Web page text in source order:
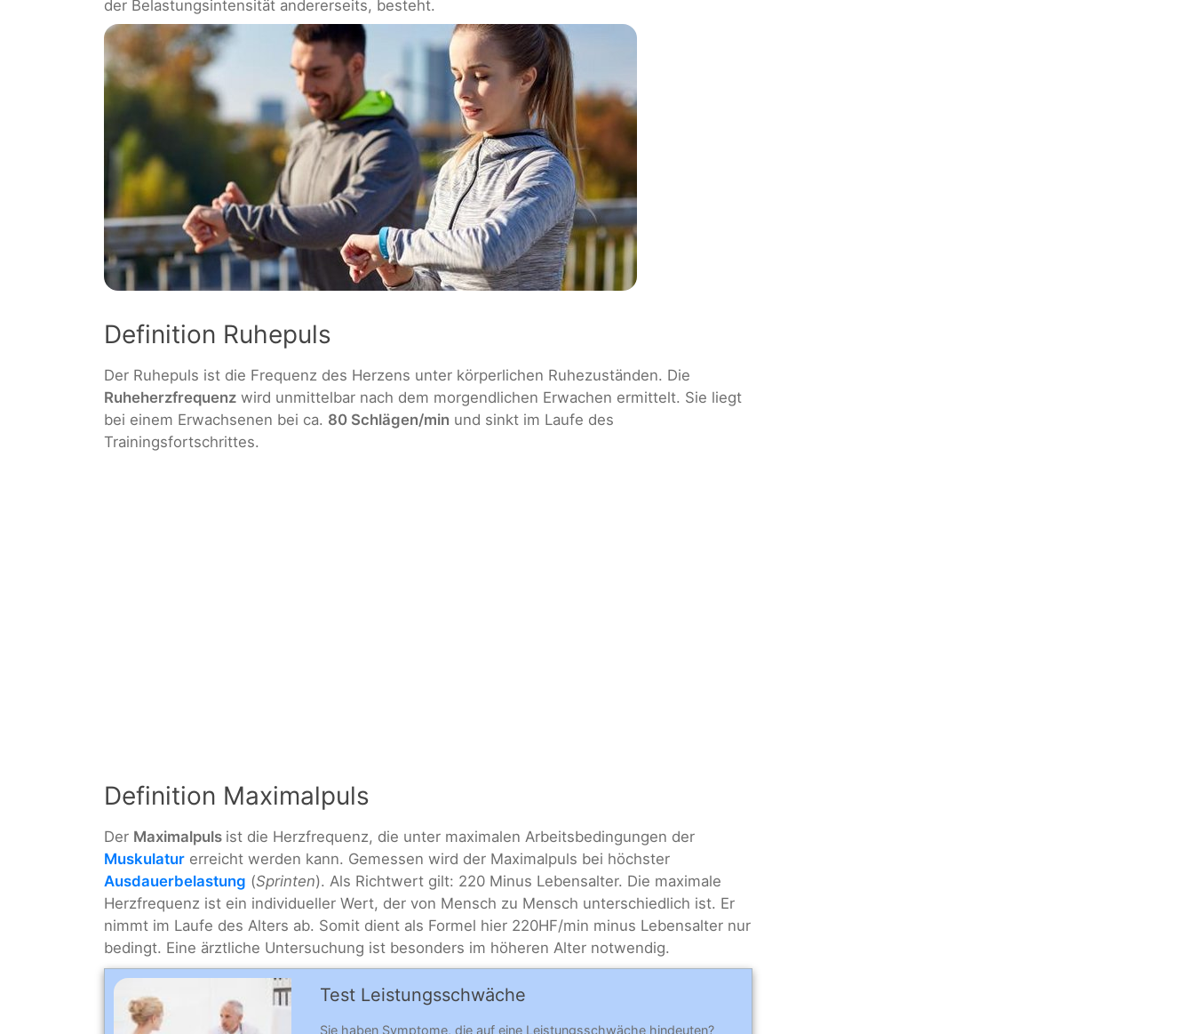
der Belastungsintensität andererseits, besteht.
Definition Ruhepuls
Der Ruhepuls ist die Frequenz des Herzens unter körperlichen Ruhezuständen. Die
Ruheherzfrequenz wird unmittelbar nach dem morgendlichen Erwachen ermittelt. Sie liegt
bei einem Erwachsenen bei ca. 80 Schlägen/min und sinkt im Laufe des
Trainingsfortschrittes.
Definition Maximalpuls
Der Maximalpuls ist die Herzfrequenz, die unter maximalen Arbeitsbedingungen der
Muskulatur erreicht werden kann. Gemessen wird der Maximalpuls bei höchster
Ausdauerbelastung (Sprinten). Als Richtwert gilt: 220 Minus Lebensalter. Die maximale
Herzfrequenz ist ein individueller Wert, der von Mensch zu Mensch unterschiedlich ist. Er
nimmt im Laufe des Alters ab. Somit dient als Formel hier 220HF/min minus Lebensalter nur
bedingt. Eine ärztliche Untersuchung ist besonders im höheren Alter notwendig.
Test Leistungsschwäche
Sie haben Symptome, die auf eine Leistungsschwäche hindeuten?